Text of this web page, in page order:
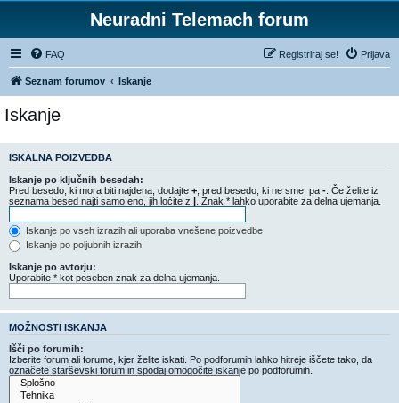
Neuradni Telemach forum
FAQ Prijava
Registriraj se!
Seznam forumov Iskanje
Iskanje
ISKALNA POIZVEDBA
Iskanje po ključnih besedah:
Pred besedo, ki mora biti najdena, dodajte + , pred besedo, ki ne sme, pa - . Če želite iz
seznama besed najti samo eno, jih ločite z | . Znak * lahko uporabite za delna ujemanja.
Iskanje po vseh izrazih ali uporaba vnešene poizvedbe
Iskanje po poljubnih izrazih
Iskanje po avtorju:
Uporabite * kot poseben znak za delna ujemanja.
MOŽNOSTI ISKANJA
Išči po forumih:
Izberite forum ali forume, kjer želite iskati. Po podforumih lahko hitreje iščete tako, da
označete starševski forum in spodaj omogočite iskanje po podforumih.